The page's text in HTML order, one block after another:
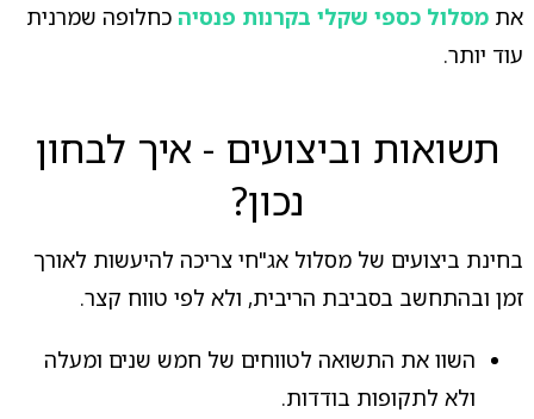
את מסלול כספי שקלי בקרנות פנסיהכחלופה שמרנית
עוד יותר.
תשואות וביצועים - איך לבחון
נכון?
בחינת ביצועים של מסלול אג"חי צריכה להיעשות לאורך
זמן ובהתחשב בסביבת הריבית, ולא לפי טווח קצר.
השוו את התשואה לטווחים של חמש שנים ומעלה
ולא לתקופות בודדות.